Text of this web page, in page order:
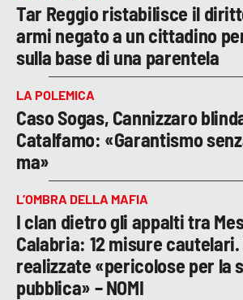
Tar Reggio ristabilisce il
armi negato a un cittadino
sulla base di una parentela
LA POLEMICA
Caso Sogas, Cannizzaro
Catalfamo: «Garantismo
ma»
L’OMBRA DELLA MAFIA
I clan dietro gli appalti tra
Calabria: 12 misure
realizzate «pericolose per la
pubblica» – NOMI